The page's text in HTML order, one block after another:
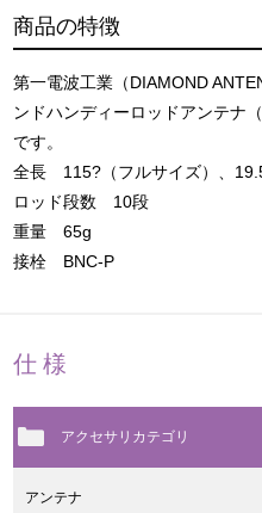
商品の特徴
第一電波工業（DIAMOND
ンドハンディーロッドアンテナ
です。
全長 115?（フルサイズ）、
ロッド段数 10段
重量 65g
接栓 BNC-P
仕様
アクセサリカテゴリ
アンテナ